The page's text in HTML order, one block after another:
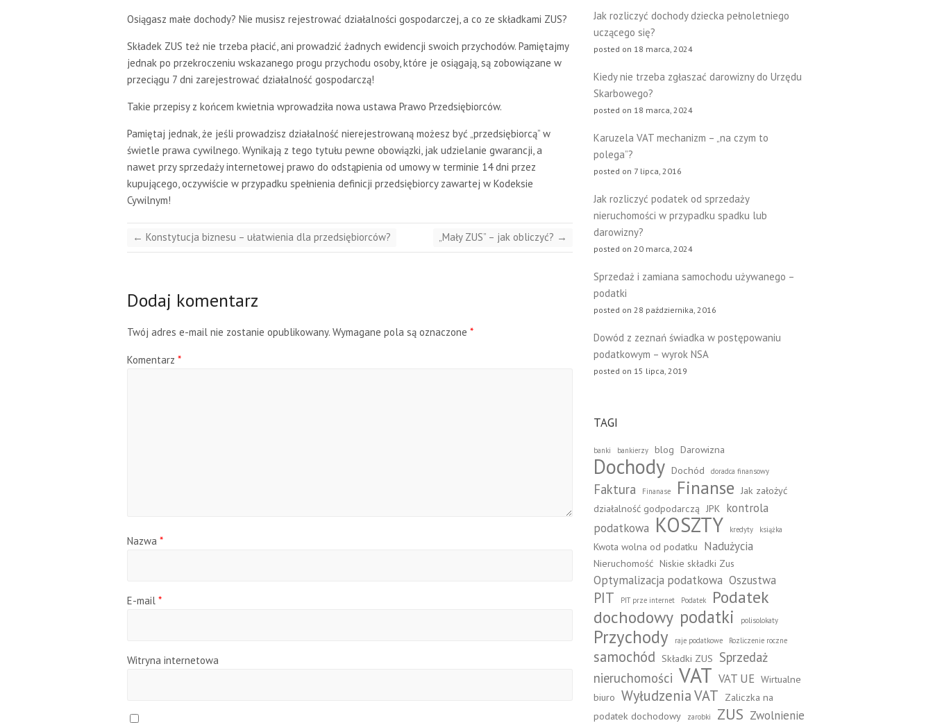
Osiągasz małe dochody? Nie musisz rejestrować działalności gospodarczej, a co ze składkami ZUS?
Składek ZUS też nie trzeba płacić, ani prowadzić żadnych ewidencji swoich przychodów. Pamiętajmy
jednak po przekroczeniu wskazanego progu przychodu osoby, które je osiągają, są zobowiązane w
przeciągu 7 dni zarejestrować działalność gospodarczą!
Takie przepisy z końcem kwietnia wprowadziła nowa ustawa Prawo Przedsiębiorców.
Pamiętaj jednak, że jeśli prowadzisz działalność nierejestrowaną możesz być „przedsiębiorcą” w
świetle prawa cywilnego. Wynikają z tego tytułu pewne obowiązki, jak udzielanie gwarancji, a
nawet przy sprzedaży internetowej prawo do odstąpienia od umowy w terminie 14 dni przez
kupującego, oczywiście w przypadku spełnienia definicji przedsiębiorcy zawartej w Kodeksie
Cywilnym!
← Konstytucja biznesu – ułatwienia dla przedsiębiorców? „Mały ZUS” – jak obliczyć? →
Dodaj komentarz
Twój adres e-mail nie zostanie opublikowany. Wymagane pola są oznaczone *
Komentarz *
Nazwa *
E-mail *
Witryna internetowa
Jak rozliczyć dochody dziecka pełnoletniego
uczącego się?
posted on 18 marca, 2024
Kiedy nie trzeba zgłaszać darowizny do Urzędu
Skarbowego?
posted on 18 marca, 2024
Karuzela VAT mechanizm – „na czym to
polega”?
posted on 7 lipca, 2016
Jak rozliczyć podatek od sprzedaży
nieruchomości w przypadku spadku lub
darowizny?
posted on 20 marca, 2024
Sprzedaż i zamiana samochodu używanego –
podatki
posted on 28 października, 2016
Dowód z zeznań świadka w postępowaniu
podatkowym – wyrok NSA
posted on 15 lipca, 2019
TAGI
banki bankierzy blog Darowizna
Dochody Dochód doradca finansowy
Faktura Finanase Finanse Jak założyć
działalność godpodarczą JPK kontrola
podatkowa KOSZTY kredyty książka
Kwota wolna od podatku Nadużycia
Nieruchomość Niskie składki Zus
Optymalizacja podatkowa Oszustwa
PIT PIT prze internet Podatek
Podatek
dochodowy podatki polisolokaty
Przychody raje podatkowe Rozliczenie roczne
samochód Składki ZUS Sprzedaż
nieruchomości VAT VAT UE Wirtualne
biuro Wyłudzenia VAT Zaliczka na
podatek dochodowy
zarobki ZUS Zwolnienie